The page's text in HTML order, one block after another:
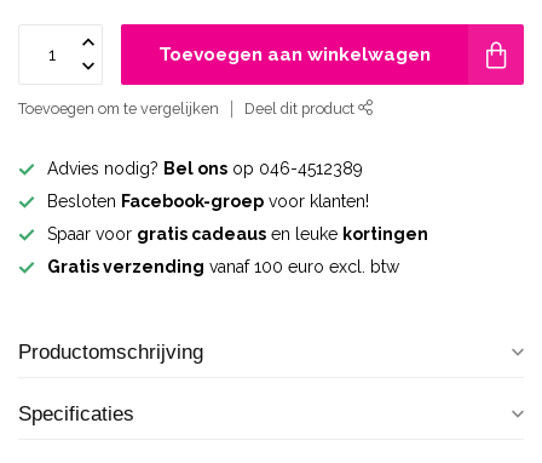
Toevoegen aan winkelwagen
Toevoegen om te vergelijken Deel dit product
Advies nodig? Bel ons op 046-4512389
Besloten Facebook-groep voor klanten!
Spaar voor gratis cadeaus en leuke kortingen
Gratis verzending vanaf 100 euro excl. btw
Productomschrijving
Specificaties